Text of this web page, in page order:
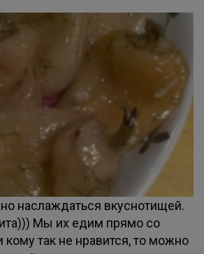
наслаждаться вкуснотищей.
Мы их едим прямо со
так не нравится, то можно